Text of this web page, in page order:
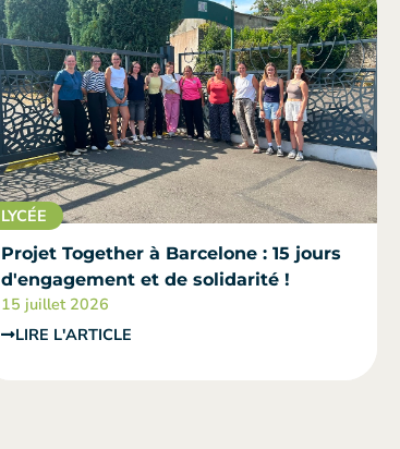
LYCÉE
Projet Together à Barcelone : 15 jours
d'engagement et de solidarité !
15 juillet 2026
LIRE L'ARTICLE